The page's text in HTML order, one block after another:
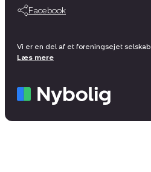
Facebook
Vi er en del af et foreningsejet selskab
Læs mere